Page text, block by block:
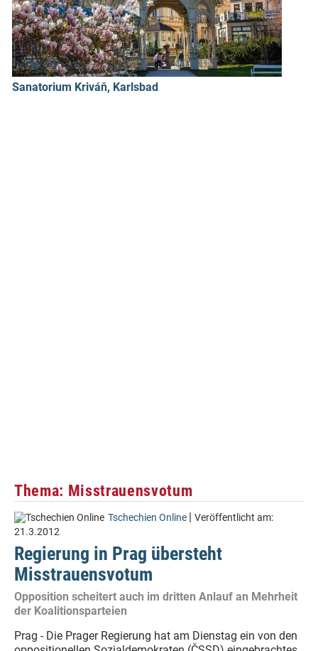
Sanatorium Kriváň, Karlsbad
Thema: Misstrauensvotum
Tschechien Online | Veröffentlicht am:
21.3.2012
Regierung in Prag übersteht
Misstrauensvotum
Opposition scheitert auch im dritten Anlauf an Mehrheit
der Koalitionsparteien
Prag - Die Prager Regierung hat am Dienstag ein von den